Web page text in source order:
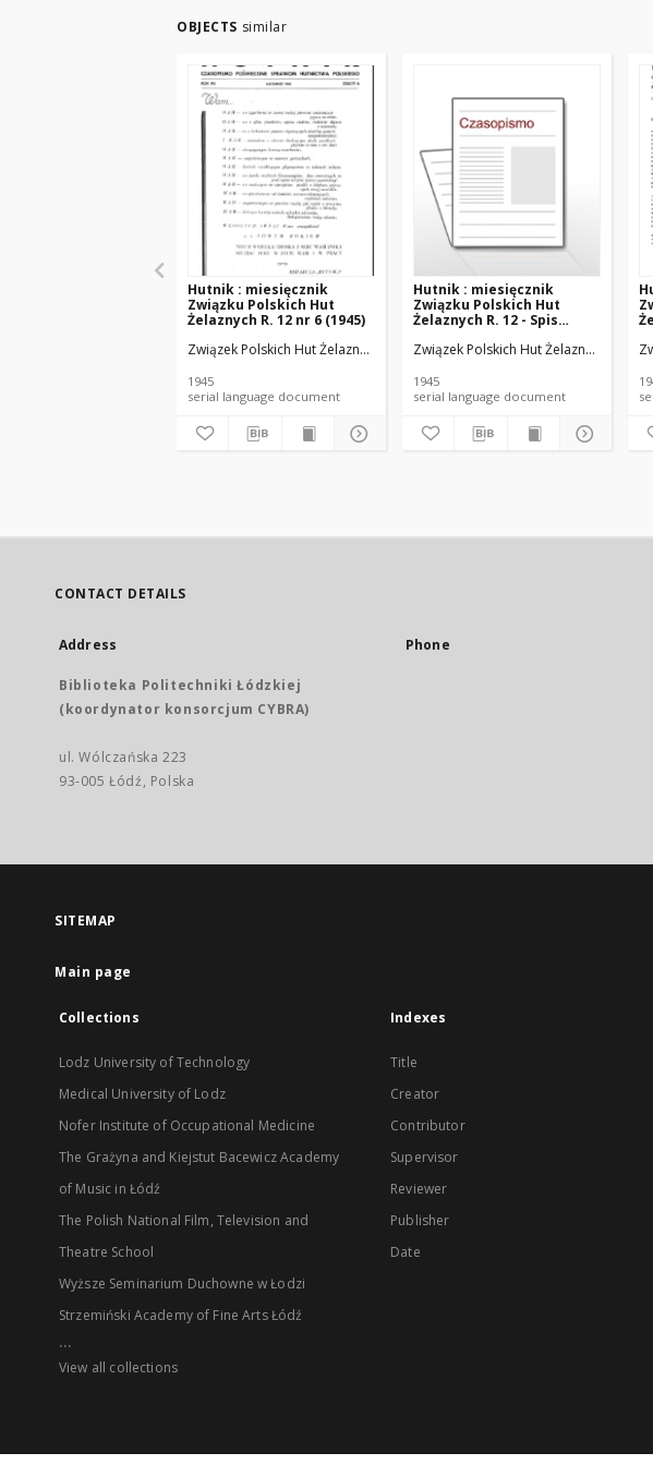
OBJECTS similar
Hutnik : miesięcznik
Związku Polskich Hut
Żelaznych R. 12 nr 6 (1945)
Związek Polskich Hut Żelaznych.
1945
serial language document
Hutnik : miesięcznik
Związku Polskich Hut
Żelaznych R. 12 - Spis
Związek Polskich Hut Żelaznych.
1945
serial language document
CONTACT DETAILS
Address
Biblioteka Politechniki Łódzkiej
(koordynator konsorcjum CYBRA)
ul. Wólczańska 223
93-005 Łódź, Polska
Phone
SITEMAP
Main page
Collections
Lodz University of Technology
Medical University of Lodz
Nofer Institute of Occupational Medicine
The Grażyna and Kiejstut Bacewicz Academy
of Music in Łódź
The Polish National Film, Television and
Theatre School
Wyższe Seminarium Duchowne w Łodzi
Strzemiński Academy of Fine Arts Łódź
...
View all collections
Indexes
Title
Creator
Contributor
Supervisor
Reviewer
Publisher
Date